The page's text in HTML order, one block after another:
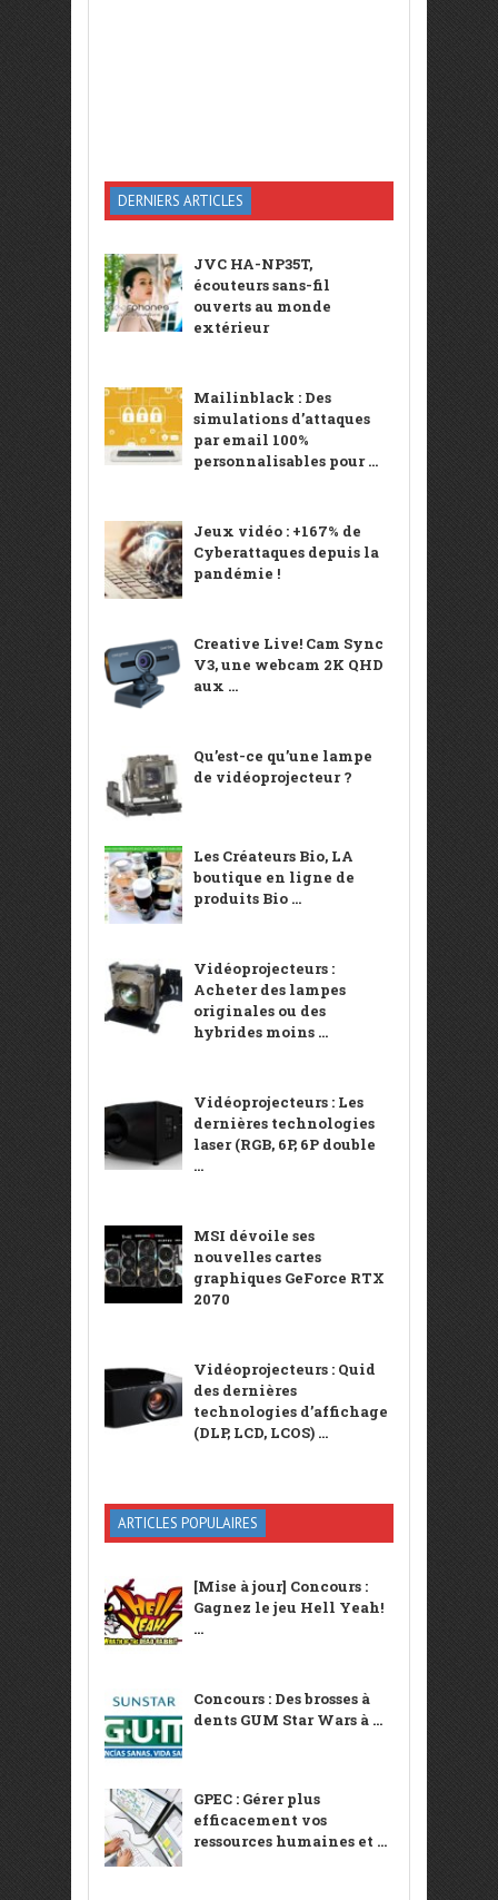
DERNIERS ARTICLES
JVC HA-NP35T,
écouteurs sans-fil
ouverts au monde
extérieur
Mailinblack : Des
simulations d’attaques
par email 100%
personnalisables pour ...
Jeux vidéo : +167% de
Cyberattaques depuis la
pandémie !
Creative Live! Cam Sync
V3, une webcam 2K QHD
aux ...
Qu’est-ce qu’une lampe
de vidéoprojecteur ?
Les Créateurs Bio, LA
boutique en ligne de
produits Bio ...
Vidéoprojecteurs :
Acheter des lampes
originales ou des
hybrides moins ...
Vidéoprojecteurs : Les
dernières technologies
laser (RGB, 6P, 6P double
...
MSI dévoile ses
nouvelles cartes
graphiques GeForce RTX
2070
Vidéoprojecteurs : Quid
des dernières
technologies d’affichage
(DLP, LCD, LCOS) ...
ARTICLES POPULAIRES
[Mise à jour] Concours :
Gagnez le jeu Hell Yeah!
...
Concours : Des brosses à
dents GUM Star Wars à ...
GPEC : Gérer plus
efficacement vos
ressources humaines et ...